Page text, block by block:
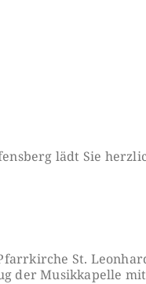
lädt Sie
St.
der Musikkapelle